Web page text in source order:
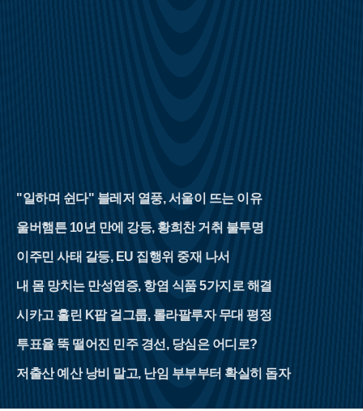
"일하며 쉰다" 블레저 열풍, 서울이 뜨는 이유
울버햄튼 10년 만에 강등, 황희찬 거취 불투명
이주민 사태 갈등, EU 집행위 중재 나서
내 몸 망치는 만성염증, 항염 식품 5가지로 해결
시카고 홀린 K팝 걸그룹, 롤라팔루자 무대 평정
투표율 뚝 떨어진 민주 경선, 당심은 어디로?
저출산 예산 낭비 말고, 난임 부부부터 확실히 돕자